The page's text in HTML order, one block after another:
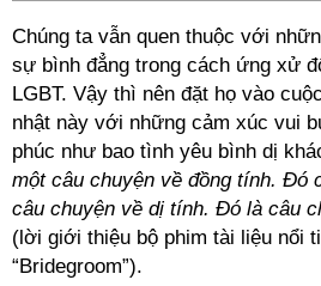
Chúng ta vẫn quen thuộc với
sự bình đẳng trong cách ứng xử
LGBT. Vậy thì nên đặt họ vào
nhật này với những cảm xúc vui
phúc như bao tình yêu bình dị
một câu chuyện về đồng tính. Đó
câu chuyện về dị tính. Đó là câu
(lời giới thiệu bộ phim tài liệu nổi
“Bridegroom”).